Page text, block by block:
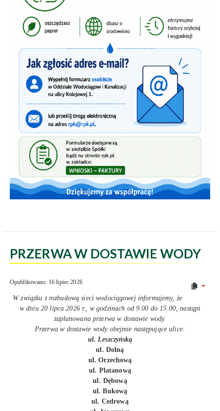
PRZERWA W DOSTAWIE WODY
Opublikowano: 16 lipiec 2026
W związku z rozbudową sieci wodociągowej informujemy, że
w dniu 20 lipca 2026 r., w godzinach od 9.00 do 15.00, nastąpi
zaplanowana przerwa w dostawie wody.
Przerwa w dostawie wody obejmie następujące ulice:
ul. Leszczyńską
ul. Dolną
ul. Orzechową
ul. Platanową
ul. Dębową
ul. Bukową
ul. Cedrową